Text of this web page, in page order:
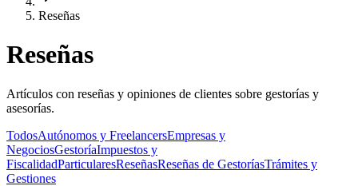
Reseñas
Reseñas
Artículos con reseñas y opiniones de clientes sobre gestorías y
asesorías.
TodosAutónomos y FreelancersEmpresas y
NegociosGestoríaImpuestos y
FiscalidadParticularesReseñasReseñas de GestoríasTrámites y
Gestiones